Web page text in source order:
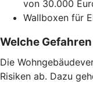
von 30.000
Wallboxen für
Welche
Die
Risiken ab. Dazu